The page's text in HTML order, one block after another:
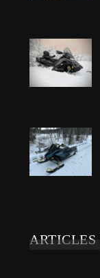
ARTICLES